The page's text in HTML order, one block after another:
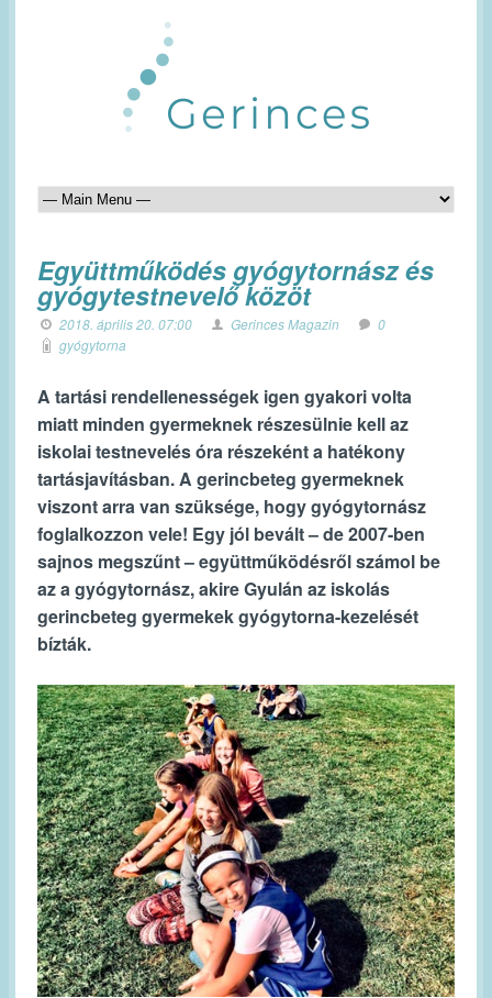
Együttműködés gyógytornász és
gyógytestnevelő közöt
2018. április 20. 07:00 Gerinces Magazin
0
gyógytorna
A tartási rendellenességek igen gyakori volta
miatt minden gyermeknek részesülnie kell az
iskolai testnevelés óra részeként a hatékony
tartásjavításban. A gerincbeteg gyermeknek
viszont arra van szüksége, hogy gyógytornász
foglalkozzon vele! Egy jól bevált – de 2007-ben
sajnos megszűnt – együttműködésről számol be
az a gyógytornász, akire Gyulán az iskolás
gerincbeteg gyermekek gyógytorna-kezelését
bízták.